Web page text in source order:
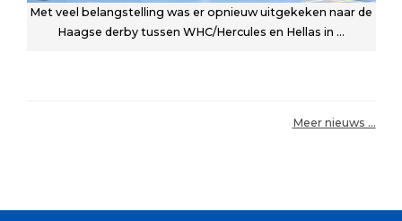
Met veel belangstelling was er opnieuw uitgekeken naar de
Haagse derby tussen WHC/Hercules en Hellas in ...
Meer nieuws …